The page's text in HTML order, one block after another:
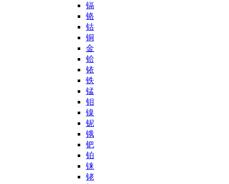
镉
铬
钴
铜
金
铪
铱
铁
锰
钼
镍
铌
锇
钯
铂
铼
铑